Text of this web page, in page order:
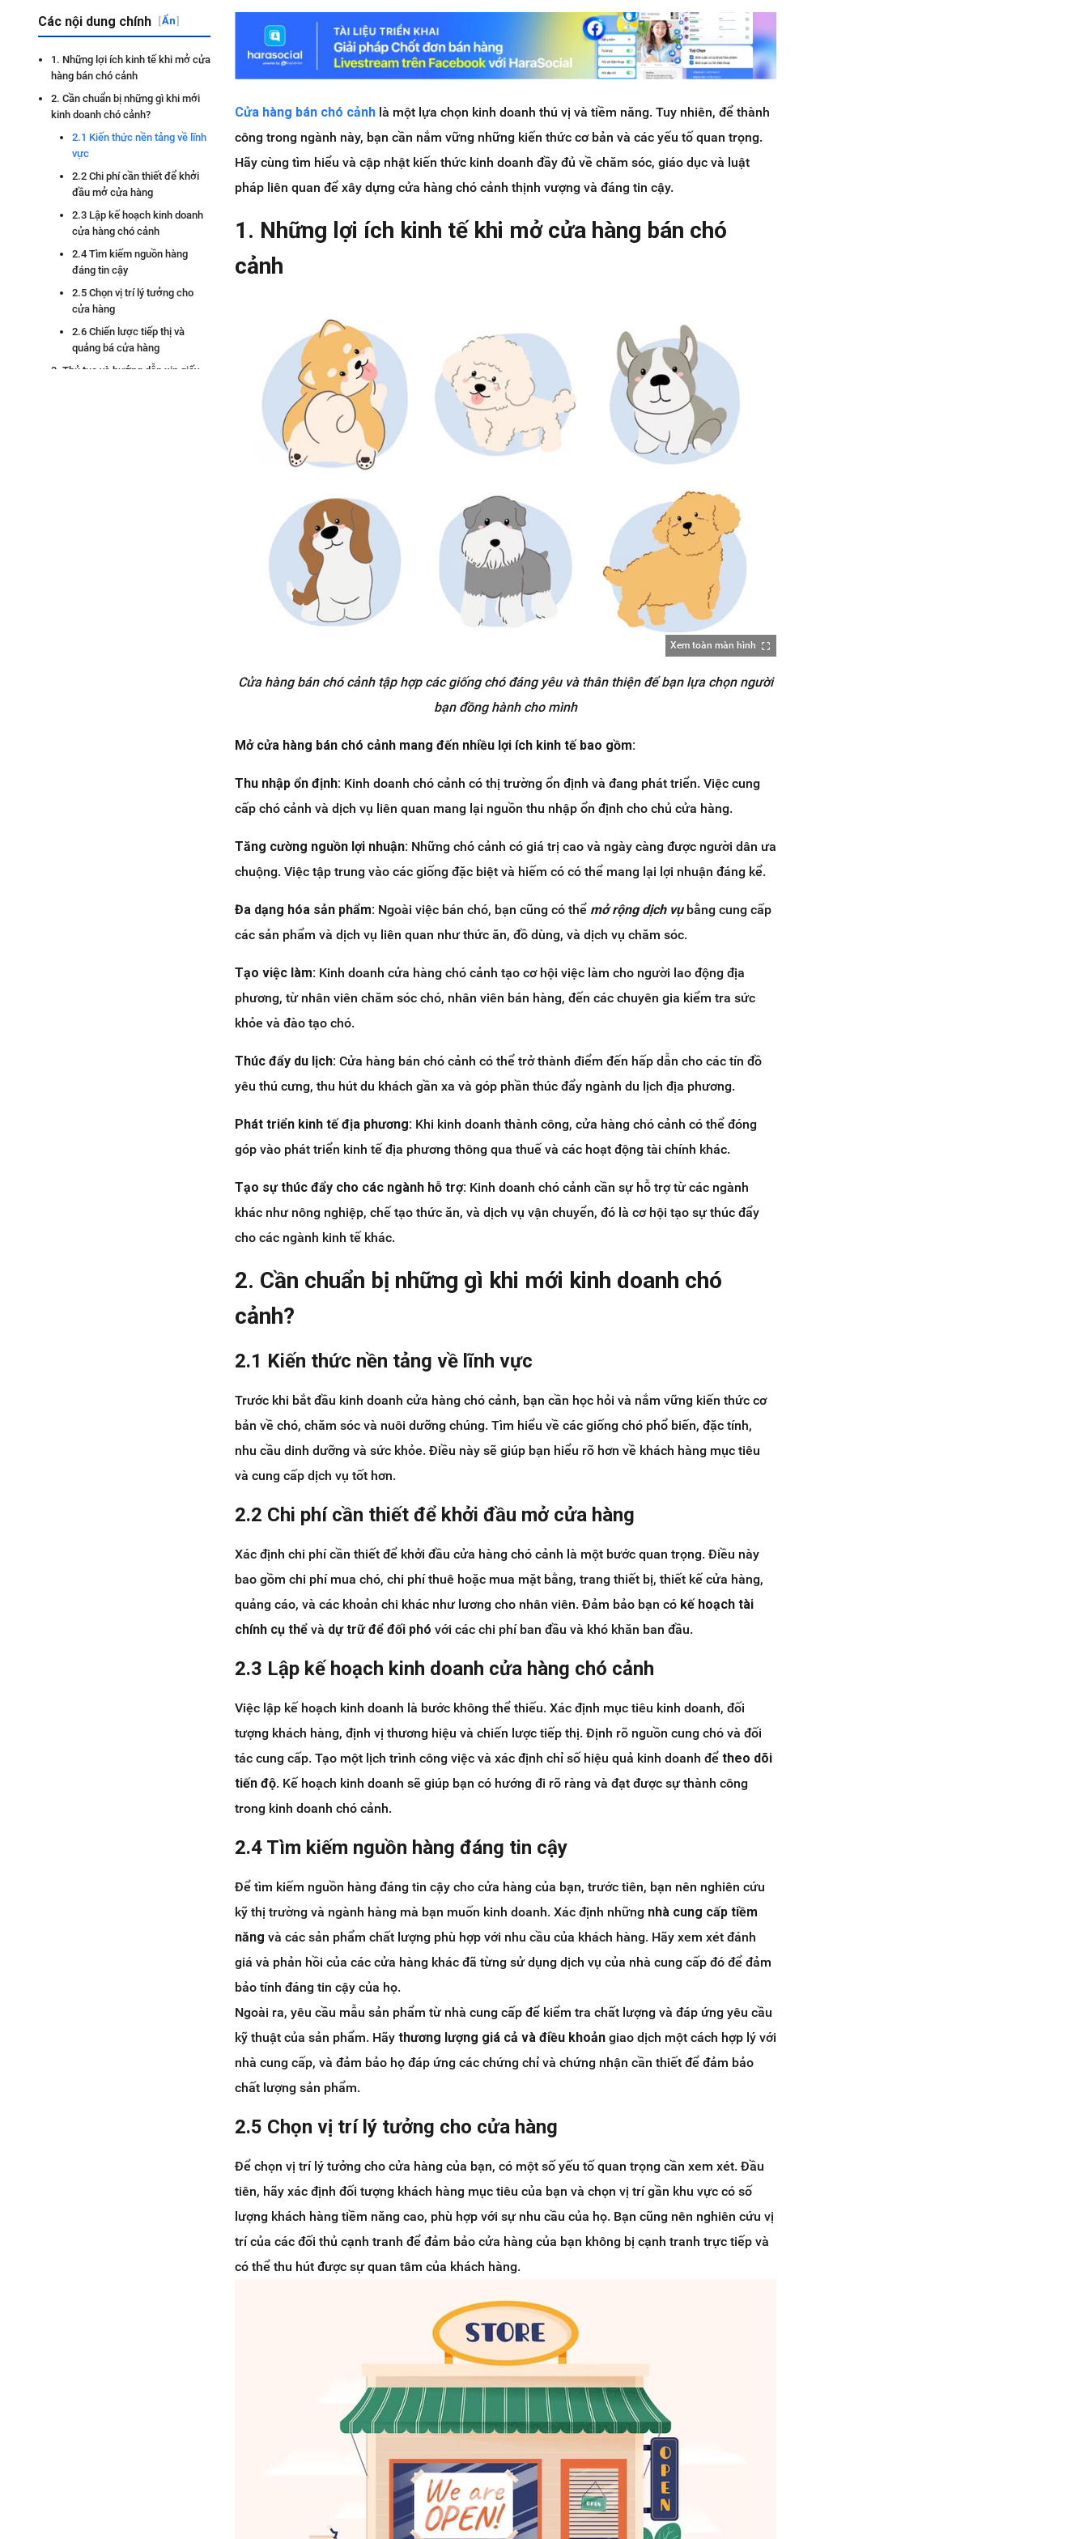
Các nội dung chính [Ẩn]
1. Những lợi ích kinh tế khi mở cửa
hàng bán chó cảnh
2. Cần chuẩn bị những gì khi mới
kinh doanh chó cảnh?
2.1 Kiến thức nền tảng về lĩnh
vực
2.2 Chi phí cần thiết để khởi
đầu mở cửa hàng
2.3 Lập kế hoạch kinh doanh
cửa hàng chó cảnh
2.4 Tìm kiếm nguồn hàng
đáng tin cậy
2.5 Chọn vị trí lý tưởng cho
cửa hàng
2.6 Chiến lược tiếp thị và
quảng bá cửa hàng
3. Thủ tục và hướng dẫn xin giấy
Cửa hàng bán chó cảnh là một lựa chọn kinh doanh thú vị và tiềm năng. Tuy nhiên, để thành
công trong ngành này, bạn cần nắm vững những kiến thức cơ bản và các yếu tố quan trọng.
Hãy cùng tìm hiểu và cập nhật kiến thức kinh doanh đầy đủ về chăm sóc, giáo dục và luật
pháp liên quan để xây dựng cửa hàng chó cảnh thịnh vượng và đáng tin cậy.
1. Những lợi ích kinh tế khi mở cửa hàng bán chó
cảnh
Xem toàn màn hình
Cửa hàng bán chó cảnh tập hợp các giống chó đáng yêu và thân thiện để bạn lựa chọn người
bạn đồng hành cho mình
Mở cửa hàng bán chó cảnh mang đến nhiều lợi ích kinh tế bao gồm:
Thu nhập ổn định: Kinh doanh chó cảnh có thị trường ổn định và đang phát triển. Việc cung
cấp chó cảnh và dịch vụ liên quan mang lại nguồn thu nhập ổn định cho chủ cửa hàng.
Tăng cường nguồn lợi nhuận: Những chó cảnh có giá trị cao và ngày càng được người dân ưa
chuộng. Việc tập trung vào các giống đặc biệt và hiếm có có thể mang lại lợi nhuận đáng kể.
Đa dạng hóa sản phẩm: Ngoài việc bán chó, bạn cũng có thể mở rộng dịch vụ bằng cung cấp
các sản phẩm và dịch vụ liên quan như thức ăn, đồ dùng, và dịch vụ chăm sóc.
Tạo việc làm: Kinh doanh cửa hàng chó cảnh tạo cơ hội việc làm cho người lao động địa
phương, từ nhân viên chăm sóc chó, nhân viên bán hàng, đến các chuyên gia kiểm tra sức
khỏe và đào tạo chó.
Thúc đẩy du lịch: Cửa hàng bán chó cảnh có thể trở thành điểm đến hấp dẫn cho các tín đồ
yêu thú cưng, thu hút du khách gần xa và góp phần thúc đẩy ngành du lịch địa phương.
Phát triển kinh tế địa phương: Khi kinh doanh thành công, cửa hàng chó cảnh có thể đóng
góp vào phát triển kinh tế địa phương thông qua thuế và các hoạt động tài chính khác.
Tạo sự thúc đẩy cho các ngành hỗ trợ: Kinh doanh chó cảnh cần sự hỗ trợ từ các ngành
khác như nông nghiệp, chế tạo thức ăn, và dịch vụ vận chuyển, đó là cơ hội tạo sự thúc đẩy
cho các ngành kinh tế khác.
2. Cần chuẩn bị những gì khi mới kinh doanh chó
cảnh?
2.1 Kiến thức nền tảng về lĩnh vực
Trước khi bắt đầu kinh doanh cửa hàng chó cảnh, bạn cần học hỏi và nắm vững kiến thức cơ
bản về chó, chăm sóc và nuôi dưỡng chúng. Tìm hiểu về các giống chó phổ biến, đặc tính,
nhu cầu dinh dưỡng và sức khỏe. Điều này sẽ giúp bạn hiểu rõ hơn về khách hàng mục tiêu
và cung cấp dịch vụ tốt hơn.
2.2 Chi phí cần thiết để khởi đầu mở cửa hàng
Xác định chi phí cần thiết để khởi đầu cửa hàng chó cảnh là một bước quan trọng. Điều này
bao gồm chi phí mua chó, chi phí thuê hoặc mua mặt bằng, trang thiết bị, thiết kế cửa hàng,
quảng cáo, và các khoản chi khác như lương cho nhân viên. Đảm bảo bạn có kế hoạch tài
chính cụ thể và dự trữ để đối phóvới các chi phí ban đầu và khó khăn ban đầu.
2.3 Lập kế hoạch kinh doanh cửa hàng chó cảnh
Việc lập kế hoạch kinh doanh là bước không thể thiếu. Xác định mục tiêu kinh doanh, đối
tượng khách hàng, định vị thương hiệu và chiến lược tiếp thị. Định rõ nguồn cung chó và đối
tác cung cấp. Tạo một lịch trình công việc và xác định chỉ số hiệu quả kinh doanh đểtheo dõi
tiến độ. Kế hoạch kinh doanh sẽ giúp bạn có hướng đi rõ ràng và đạt được sự thành công
trong kinh doanh chó cảnh.
2.4 Tìm kiếm nguồn hàng đáng tin cậy
Để tìm kiếm nguồn hàng đáng tin cậy cho cửa hàng của bạn, trước tiên, bạn nên nghiên cứu
kỹ thị trường và ngành hàng mà bạn muốn kinh doanh. Xác định những nhà cung cấp tiềm
năng và các sản phẩm chất lượng phù hợp với nhu cầu của khách hàng. Hãy xem xét đánh
giá và phản hồi của các cửa hàng khác đã từng sử dụng dịch vụ của nhà cung cấp đó để đảm
bảo tính đáng tin cậy của họ.
Ngoài ra, yêu cầu mẫu sản phẩm từ nhà cung cấp để kiểm tra chất lượng và đáp ứng yêu cầu
kỹ thuật của sản phẩm. Hãythương lượng giá cả và điều khoản giao dịch một cách hợp lý với
nhà cung cấp, và đảm bảo họ đáp ứng các chứng chỉ và chứng nhận cần thiết để đảm bảo
chất lượng sản phẩm.
2.5 Chọn vị trí lý tưởng cho cửa hàng
Để chọn vị trí lý tưởng cho cửa hàng của bạn, có một số yếu tố quan trọng cần xem xét. Đầu
tiên, hãy xác định đối tượng khách hàng mục tiêu của bạn và chọn vị trí gần khu vực có số
lượng khách hàng tiềm năng cao, phù hợp với sự nhu cầu của họ. Bạn cũng nên nghiên cứu vị
trí của các đối thủ cạnh tranh để đảm bảo cửa hàng của bạn không bị cạnh tranh trực tiếp và
có thể thu hút được sự quan tâm của khách hàng.